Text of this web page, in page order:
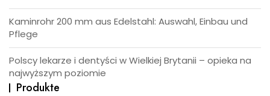
Kaminrohr 200 mm aus Edelstahl: Auswahl, Einbau und
Pflege
Polscy lekarze i dentyści w Wielkiej Brytanii – opieka na
najwyższym poziomie
Produkte